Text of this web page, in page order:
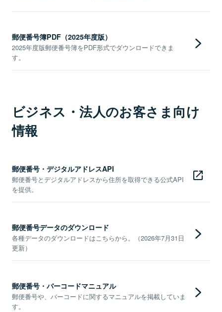
郵便番号簿PDF（2025年度版）
2025年度版郵便番号簿をPDF形式でダウンロードできま
す。
ビジネス・法人のお客さま向け
情報
郵便番号・デジタルアドレスAPI
郵便番号とデジタルアドレスから住所を取得できる公式API
を提供。
郵便番号データのダウンロード
各種データのダウンロードはこちらから。（2026年7月31日
更新）
郵便番号・バーコードマニュアル
郵便番号や、バーコードに関するマニュアルを掲載していま
す。